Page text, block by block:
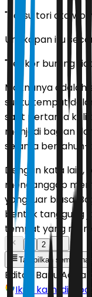
"Tatsu tori ato wo
Ungkapan itu
"Seekor burung
Maknanya adalah
suatu tempat
saat pertama kali
menjadi bagian
selama bertahun-
Dengan kata lain,
menganggap
yang luar biasa.
bentuk tanggung
tempat yang
2
Tampilkan semua
Editor: Banu
Ikuti kami di